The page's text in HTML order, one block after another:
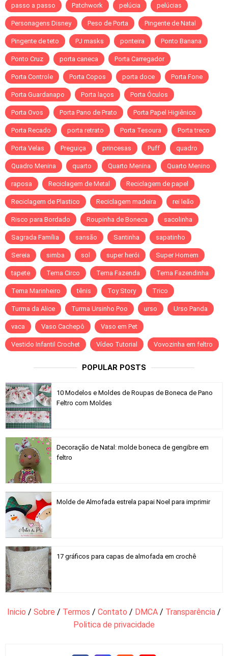
passo a passo Patchwork pelúcia pelúcias
Personagens Disney Peso de Porta Pingente de Natal
Pingente de teto PJ masks ponteira Ponto Banana
Ponto Cruz porta caneca Porta Carregador
Porta Controle Porta Copos porta doce Porta Fone
Porta Guardanapo Porta laços Porta Óculos
Porta Ovos Porta Pano de Prato Porta Papel Higiênico
Porta Recado porta retrato Porta Tesoura Porta treco
Porta Velas Preguiça princesas Puff quadro
Quadro Menina quarto Quarto Menina Quarto Menino
raposa Reciclagem de Metal Reciclagem de papel
Reciclagem de Plastico Reciclagem madeira rei leão
Risco para Bordado Roupinha de Boneca sacolinha
Sagrada Família sansão Santinha sapatinho
Sereia simba sol super herói Super Homem
tapete Tema Circo Tema Fazenda Tema Fazendinha
Tema Marinheiro tênis Toy Story Trico
Turma da Alice Turma Ursinho Poo urso Urso Panda
vaca Vaso Cachepô Vaso em Pet
Vestido Infantil Crochet Vídeo Tutorial Vovozinha em feltro
POPULAR POSTS
10 Modelos e Moldes de Roupas de Boneca de Pano
Feltro com Moldes
Decoração de Natal: molde boneca de gengibre em
feltro
Molde de Almofada estrela papai Noel para imprimir
17 gráficos para capas de almofada em crochê
Inicio / Sobre / Termos / Contato / DMCA / Transparência /
Politica de privacidade